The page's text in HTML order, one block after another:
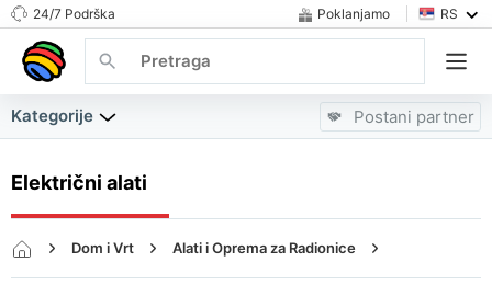
24/7 Podrška Poklanjamo RS
Kategorije Postani partner
Električni alati
Dom i Vrt Alati i Oprema za Radionice